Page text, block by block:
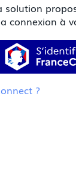
solution
connexion à
?